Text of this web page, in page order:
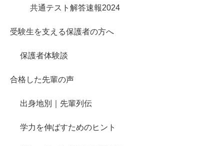
共通テスト解答速報2024
受験生を支える保護者の方へ
保護者体験談
合格した先輩の声
出身地別｜先輩列伝
学力を伸ばすためのヒント